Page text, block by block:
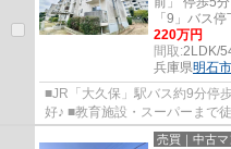
「9」バス
220万円
間取:2LDK/
兵庫県明石市
■JR「大久保」駅バス約9分停
好♪ ■教育施設・スーパーまで
売買｜中古マ